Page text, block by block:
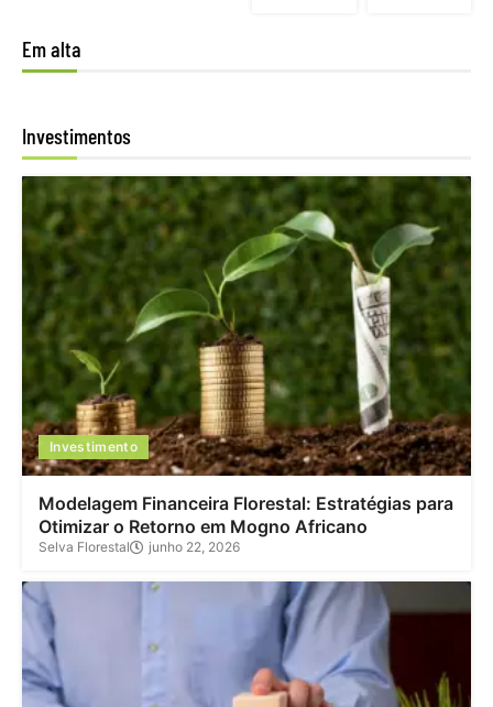
Em alta
Investimentos
Investimento
Modelagem Financeira Florestal: Estratégias para
Otimizar o Retorno em Mogno Africano
Selva Florestal junho 22, 2026